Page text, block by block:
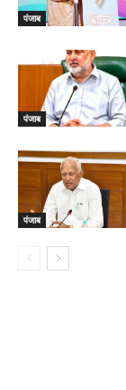
पंजाब
पंजाब
पंजाब